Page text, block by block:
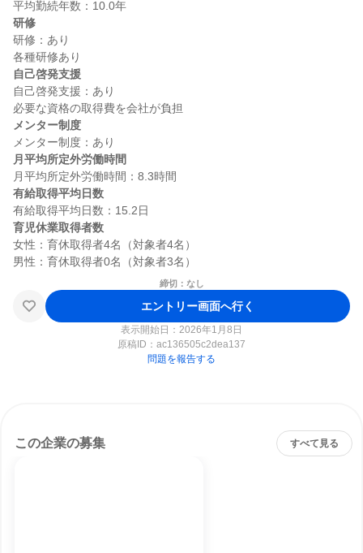
研修
研修：あり
自己啓発支援
自己啓発支援：あり
メンター制度
月平均所定外労働時間
有給取得平均日数
育児休業取得者数
女性：育休取得者4名（対象者4名）
締切：なし
エントリー画面へ行く
表示開始日：2026年1月8日
原稿ID： ac136505c2dea137
問題を報告する
この企業の募集 すべて見る